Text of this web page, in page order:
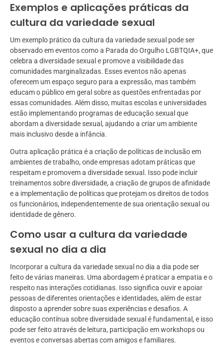
Exemplos e aplicações práticas da
cultura da variedade sexual
Um exemplo prático da cultura da variedade sexual pode ser
observado em eventos como a Parada do Orgulho LGBTQIA+, que
celebra a diversidade sexual e promove a visibilidade das
comunidades marginalizadas. Esses eventos não apenas
oferecem um espaço seguro para a expressão, mas também
educam o público em geral sobre as questões enfrentadas por
essas comunidades. Além disso, muitas escolas e universidades
estão implementando programas de educação sexual que
abordam a diversidade sexual, ajudando a criar um ambiente
mais inclusivo desde a infância.
Outra aplicação prática é a criação de políticas de inclusão em
ambientes de trabalho, onde empresas adotam práticas que
respeitam e promovem a diversidade sexual. Isso pode incluir
treinamentos sobre diversidade, a criação de grupos de afinidade
e a implementação de políticas que protejam os direitos de todos
os funcionários, independentemente de sua orientação sexual ou
identidade de gênero.
Como usar a cultura da variedade
sexual no dia a dia
Incorporar a cultura da variedade sexual no dia a dia pode ser
feito de várias maneiras. Uma abordagem é praticar a empatia e o
respeito nas interações cotidianas. Isso significa ouvir e apoiar
pessoas de diferentes orientações e identidades, além de estar
disposto a aprender sobre suas experiências e desafios. A
educação contínua sobre diversidade sexual é fundamental, e isso
pode ser feito através de leitura, participação em workshops ou
eventos e conversas abertas com amigos e familiares.